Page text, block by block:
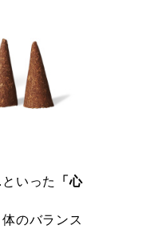
いった
「心
のバランス